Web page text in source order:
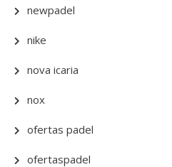
newpadel
nike
nova icaria
nox
ofertas padel
ofertaspadel